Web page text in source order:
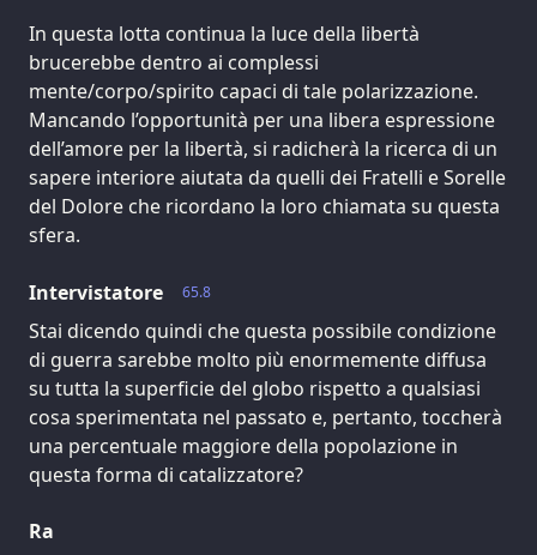
In questa lotta continua la luce della libertà
brucerebbe dentro ai complessi
mente/corpo/spirito capaci di tale polarizzazione.
Mancando l’opportunità per una libera espressione
dell’amore per la libertà, si radicherà la ricerca di un
sapere interiore aiutata da quelli dei Fratelli e Sorelle
del Dolore che ricordano la loro chiamata su questa
sfera.
65.8
Intervistatore
Stai dicendo quindi che questa possibile condizione
di guerra sarebbe molto più enormemente diffusa
su tutta la superficie del globo rispetto a qualsiasi
cosa sperimentata nel passato e, pertanto, toccherà
una percentuale maggiore della popolazione in
questa forma di catalizzatore?
Ra